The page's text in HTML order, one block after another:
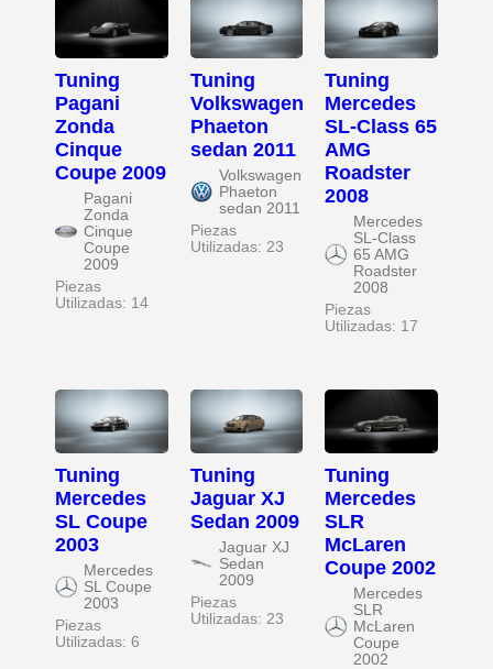
Tuning
Pagani
Zonda
Cinque
Coupe 2009
Pagani
Zonda
Cinque
Coupe
2009
Piezas
Utilizadas: 14
Tuning
Volkswagen
Phaeton
sedan 2011
Volkswagen
Phaeton
sedan 2011
Piezas
Utilizadas: 23
Tuning
Mercedes
SL-Class 65
AMG
Roadster
2008
Mercedes
SL-Class
65 AMG
Roadster
2008
Piezas
Utilizadas: 17
Tuning
Mercedes
SL Coupe
2003
Mercedes
SL Coupe
2003
Piezas
Utilizadas: 6
Tuning
Jaguar XJ
Sedan 2009
Jaguar XJ
Sedan
2009
Piezas
Utilizadas: 23
Tuning
Mercedes
SLR
McLaren
Coupe 2002
Mercedes
SLR
McLaren
Coupe
2002